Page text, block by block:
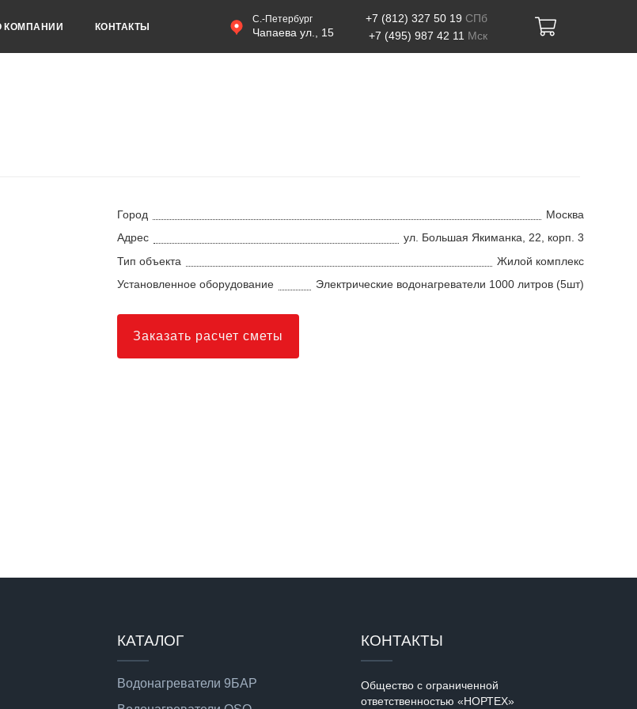
КОМПАНИИ КОНТАКТЫ
С.-Петербург
Чапаева ул., 15
+7 (812) 327 50 19 СПб
+7 (495) 987 42 11 Мск
Город
Москва
Адрес
ул. Большая Якиманка, 22, корп. 3
Тип объекта
Жилой комплекс
Установленное оборудование
Электрические водонагреватели 1000 литров (5шт)
Заказать расчет сметы
КАТАЛОГ
Водонагреватели 9БАР
КОНТАКТЫ
Общество с ограниченной
ответственностью «НОРТЕХ»